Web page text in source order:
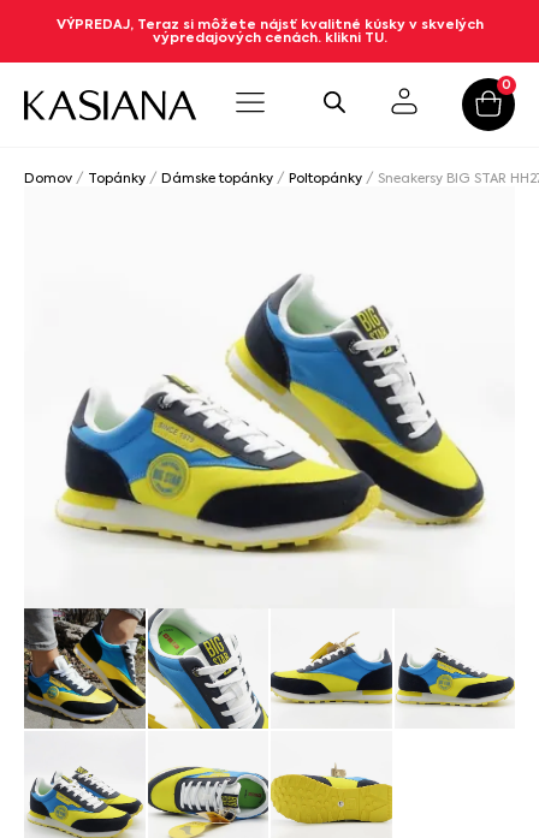
VÝPREDAJ, Teraz si môžete nájsť kvalitné kúsky v skvelých
výpredajových cenách. klikni TU.
0
Domov / Topánky / Dámske topánky / Poltopánky / Sneakersy BIG STAR